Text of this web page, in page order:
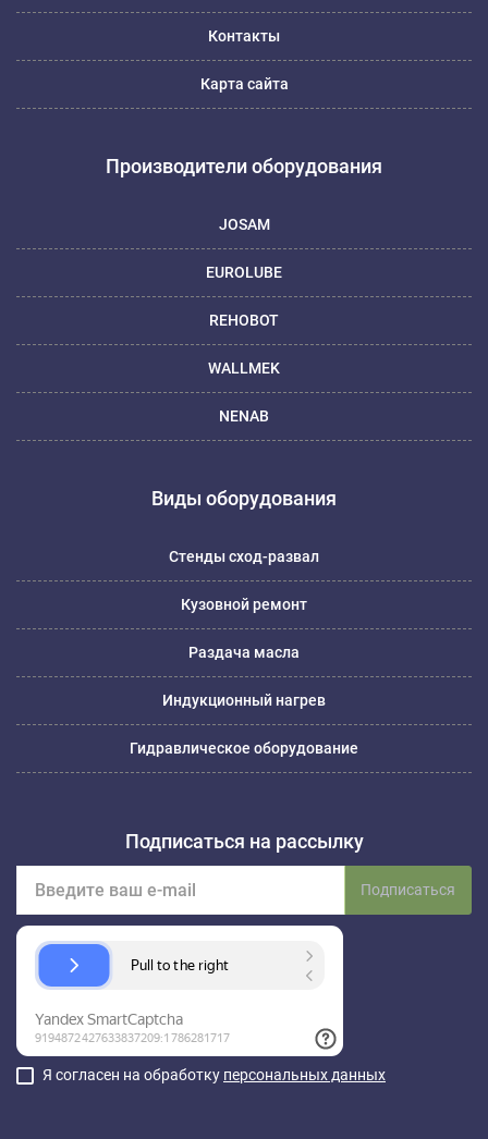
Контакты
Карта сайта
Производители оборудования
JOSAM
EUROLUBE
REHOBOT
WALLMEK
NENAB
Виды оборудования
Стенды сход-развал
Кузовной ремонт
Раздача масла
Индукционный нагрев
Гидравлическое оборудование
Подписаться на рассылку
Подписаться
Я согласен на обработку персональных данных